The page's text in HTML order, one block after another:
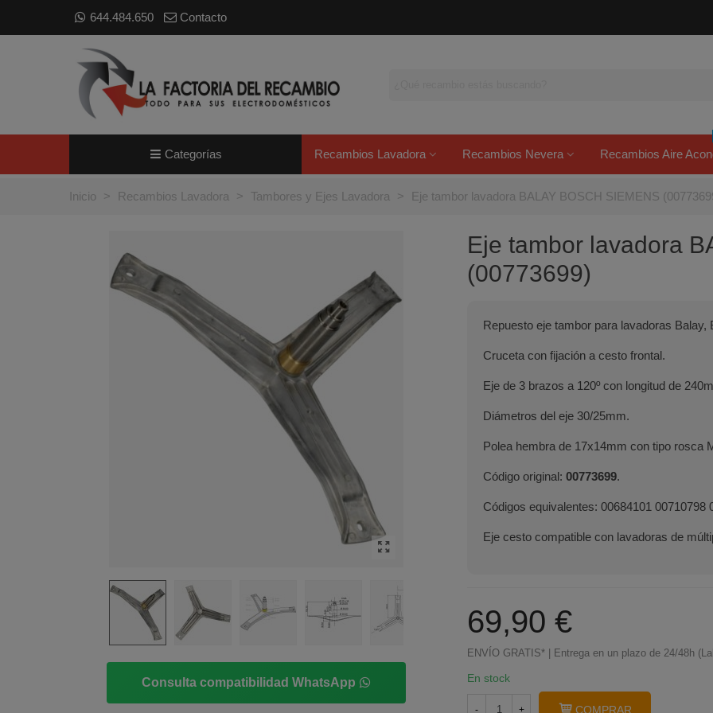
644.484.650 Contacto
Categorías Recambios Lavadora Recambios Nevera Recambios Aire
Inicio > Recambios Lavadora > Tambores y Ejes Lavadora > Eje tambor lavadora BALAY BOSCH SIEMENS
Consulta compatibilidad WhatsApp
Eje tambor lavadora
(00773699)
Repuesto eje tambor para lavadoras
Cruceta con fijación a cesto frontal.
Eje de 3 brazos a 120º con longitud de
Diámetros del eje 30/25mm.
Polea hembra de 17x14mm con tipo rosca
Código original: 00773699.
Códigos equivalentes: 00684101 00710798
Eje cesto compatible con lavadoras de
69,90 €
ENVÍO GRATIS* | Entrega en un plazo de 24/48h
En stock
- + COMPRAR